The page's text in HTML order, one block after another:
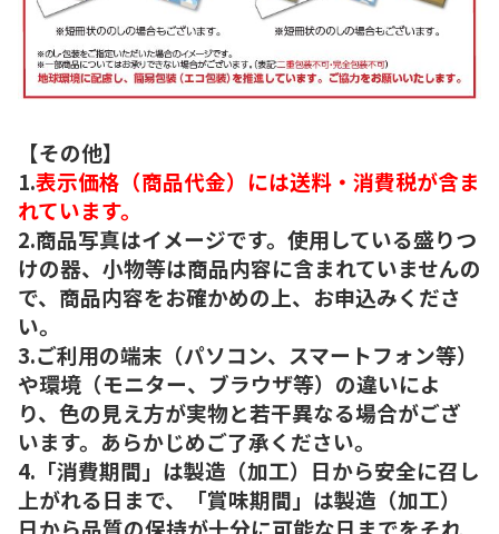
【その他】
1.表示価格（商品代金）には送料・消費税が含ま
れています。
2.商品写真はイメージです。使用している盛りつ
けの器、小物等は商品内容に含まれていませんの
で、商品内容をお確かめの上、お申込みくださ
い。
3.ご利用の端末（パソコン、スマートフォン等）
や環境（モニター、ブラウザ等）の違いによ
り、色の見え方が実物と若干異なる場合がござ
います。あらかじめご了承ください。
4.「消費期間」は製造（加工）日から安全に召し
上がれる日まで、「賞味期間」は製造（加工）